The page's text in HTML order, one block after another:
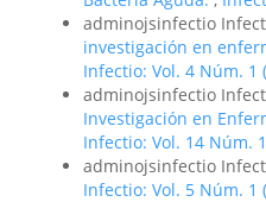
adminojsinfectio
investigación en
Infectio: Vol. 4 Núm. 1
adminojsinfectio
Investigación en
Infectio: Vol. 14 Núm.
adminojsinfectio
Infectio: Vol. 5 Núm. 1